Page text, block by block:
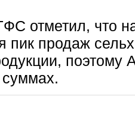
отметил, что
пик продаж
поэтому